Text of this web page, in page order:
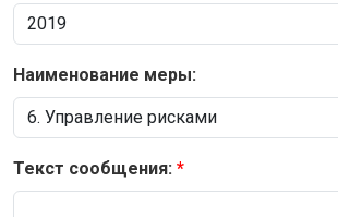
Наименование меры:
Текст сообщения: